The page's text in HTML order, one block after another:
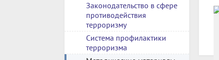
Законодательство в сфере
противодействия
терроризму
Система профилактики
терроризма